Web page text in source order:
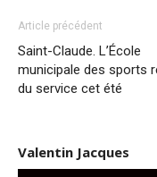
Article précédent
Saint-Claude. L’École
municipale des sports
du service cet été
Valentin Jacques